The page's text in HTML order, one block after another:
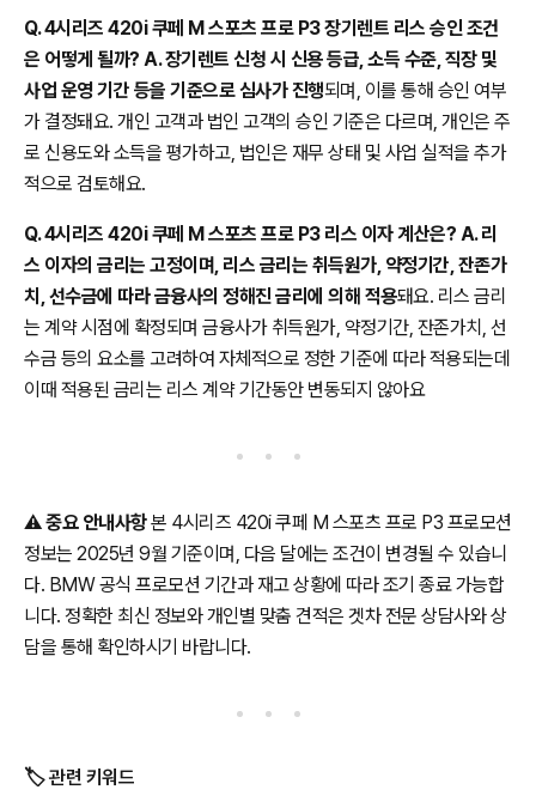
Q. 4시리즈 420i 쿠페 M 스포츠 프로 P3 장기렌트 리스 승인 조건
은 어떻게 될까? A. 장기렌트 신청 시 신용 등급, 소득 수준, 직장 및
사업 운영 기간 등을 기준으로 심사가 진행되며, 이를 통해 승인 여부
가 결정돼요. 개인 고객과 법인 고객의 승인 기준은 다르며, 개인은 주
로 신용도와 소득을 평가하고, 법인은 재무 상태 및 사업 실적을 추가
적으로 검토해요.
Q. 4시리즈 420i 쿠페 M 스포츠 프로 P3 리스 이자 계산은? A. 리
스 이자의 금리는 고정이며, 리스 금리는 취득원가, 약정기간, 잔존가
치, 선수금에 따라 금융사의 정해진 금리에 의해 적용돼요. 리스 금리
는 계약 시점에 확정되며 금융사가 취득원가, 약정기간, 잔존가치, 선
수금 등의 요소를 고려하여 자체적으로 정한 기준에 따라 적용되는데
이때 적용된 금리는 리스 계약 기간동안 변동되지 않아요
⚠️중요 안내사항본 4시리즈 420i 쿠페 M 스포츠 프로 P3 프로모션
정보는 2025년 9월 기준이며, 다음 달에는 조건이 변경될 수 있습니
다. BMW 공식 프로모션 기간과 재고 상황에 따라 조기 종료 가능합
니다. 정확한 최신 정보와 개인별 맞춤 견적은 겟차 전문 상담사와 상
담을 통해 확인하시기 바랍니다.
🏷️ 관련 키워드